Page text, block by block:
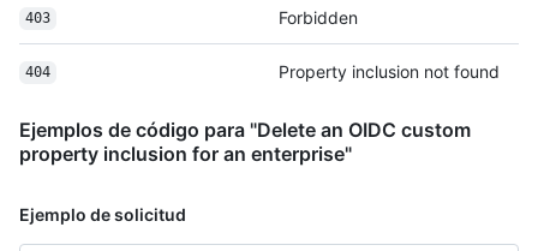
403 Forbidden
404 Property inclusion not found
Ejemplos de código para "Delete an OIDC custom
property inclusion for an enterprise"
Ejemplo de solicitud